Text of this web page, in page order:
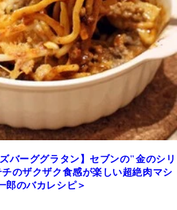
バーググラタン】セブンの"金のシリ
のザクザク食感が楽しい超絶肉マシ
郎のバカレシピ＞